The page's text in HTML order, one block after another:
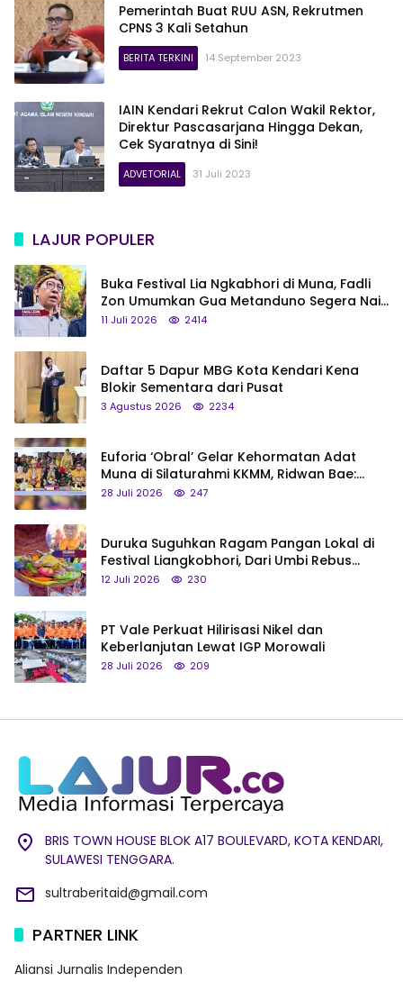
Pemerintah Buat RUU ASN, Rekrutmen
CPNS 3 Kali Setahun
BERITA TERKINI 14 September 2023
IAIN Kendari Rekrut Calon Wakil Rektor,
Direktur Pascasarjana Hingga Dekan,
Cek Syaratnya di Sini!
ADVETORIAL 31 Juli 2023
LAJUR POPULER
Buka Festival Lia Ngkabhori di Muna, Fadli
Zon Umumkan Gua Metanduno Segera Naik
Status Jadi Cagar Budaya Nasional
11 Juli 2026 2414
Daftar 5 Dapur MBG Kota Kendari Kena
Blokir Sementara dari Pusat
3 Agustus 2026 2234
Euforia ‘Obral’ Gelar Kehormatan Adat
Muna di Silaturahmi KKMM, Ridwan Bae:
Saya Bukan Tipe Begitu, Belum Pantas!
28 Juli 2026 247
Duruka Suguhkan Ragam Pangan Lokal di
Festival Liangkobhori, Dari Umbi Rebus
hingga Tumpeng Beras Muna
12 Juli 2026 230
PT Vale Perkuat Hilirisasi Nikel dan
Keberlanjutan Lewat IGP Morowali
28 Juli 2026 209
BRIS TOWN HOUSE BLOK A17 BOULEVARD, KOTA KENDARI,
SULAWESI TENGGARA.
sultraberitaid@gmail.com
PARTNER LINK
Aliansi Jurnalis Independen